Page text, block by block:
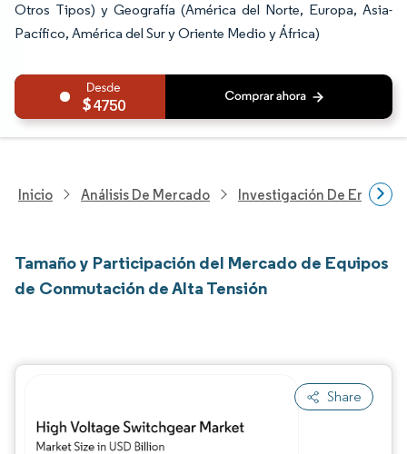
Otros Tipos) y Geografía (América del Norte, Europa, Asia-
Pacífico, América del Sur y Oriente Medio y África)
4750
Inicio Análisis De Mercado Investigación De Energía
Tamaño y Participación del Mercado de Equipos
de Conmutación de Alta Tensión
Share